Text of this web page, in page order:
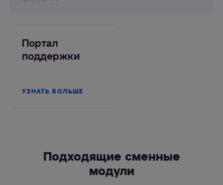
Портал
поддержки
УЗНАТЬ БОЛЬШЕ
Подходящие сменные
модули